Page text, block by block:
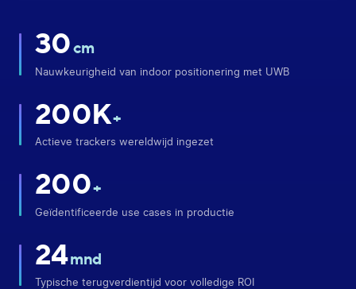
30cm
Nauwkeurigheid van indoor positionering met UWB
200K+
Actieve trackers wereldwijd ingezet
200+
Geïdentificeerde use cases in productie
24mnd
Typische terugverdientijd voor volledige ROI